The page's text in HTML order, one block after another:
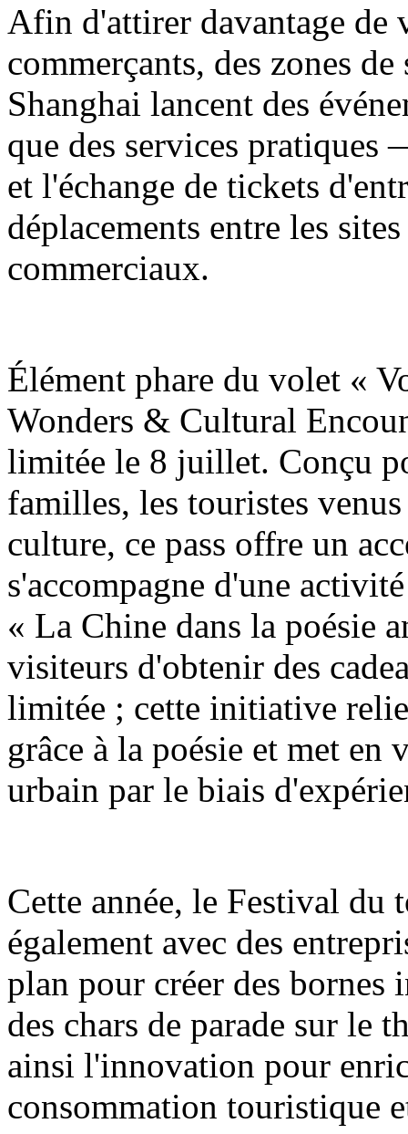
Afin d'attirer davantage de
commerçants, des zones
Shanghai lancent des
que des services pratiques
et l'échange de tickets
déplacements entre les
commerciaux.
Élément phare du volet «
Wonders & Cultural
limitée le 8 juillet. Conçu
familles, les touristes
culture, ce pass offre un
s'accompagne d'une
« La Chine dans la poésie
visiteurs d'obtenir des
limitée ; cette initiative
grâce à la poésie et met
urbain par le biais
Cette année, le Festival du
également avec des
plan pour créer des
des chars de parade sur le
ainsi l'innovation pour
consommation touristique